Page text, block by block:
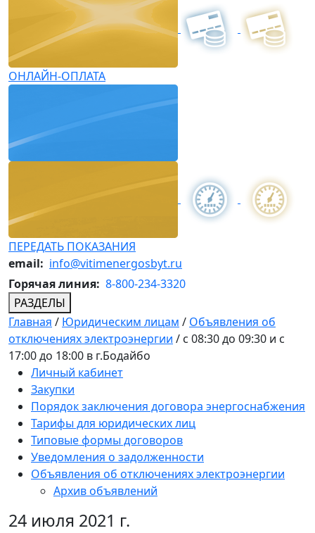
ОНЛАЙН-ОПЛАТА
ПЕРЕДАТЬ ПОКАЗАНИЯ
email: info@vitimenergosbyt.ru
Горячая линия: 8-800-234-3320
РАЗДЕЛЫ
Главная / Юридическим лицам / Объявления об
отключениях электроэнергии / с 08:30 до 09:30 и с
17:00 до 18:00 в г.Бодайбо
Личный кабинет
Закупки
Порядок заключения договора энергоснабжения
Тарифы для юридических лиц
Типовые формы договоров
Уведомления о задолженности
Объявления об отключениях электроэнергии
Архив объявлений
24 июля 2021 г.